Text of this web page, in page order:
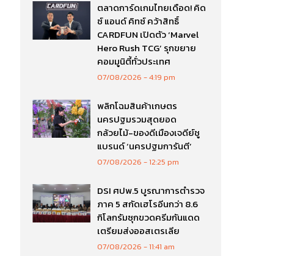
ตลาดการ์ดเกมไทยเดือด! คิด
ซ์ แอนด์ คิทซ์ คว้าสิทธิ์
CARDFUN เปิดตัว ‘Marvel
Hero Rush TCG’ รุกขยาย
คอมมูนิตี้ทั่วประเทศ
07/08/2026 4:19 pm
พลิกโฉมสินค้าเกษตร
นครปฐมรวมสุดยอด
กล้วยไม้-ของดีเมืองเจดีย์ชู
แบรนด์ ‘นครปฐมการันตี’
07/08/2026 12:25 pm
DSI ศปพ.5 บูรณาการตำรวจ
ภาค 5 สกัดเฮโรอีนกว่า 8.6
กิโลกรัมซุกขวดครีมกันแดด
เตรียมส่งออสเตรเลีย
07/08/2026 11:41 am